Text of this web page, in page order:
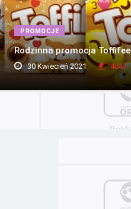
PROMOCJE
Rodzinna promocja Toffifee
30 Kwiecień 2021 4047